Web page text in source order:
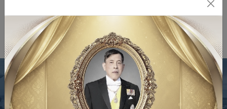
เนื้อหาถัดไป: ประกาศ 2
ต่อไป